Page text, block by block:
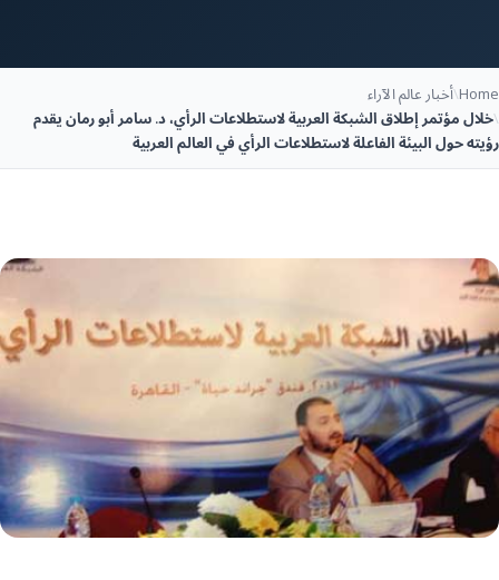
Home
\أخبار عالم الآراء
\خلال مؤتمر إطلاق الشبكة العربية لاستطلاعات الرأي، د. سامر أبو رمان يقدم
رؤيته حول البيئة الفاعلة لاستطلاعات الرأي في العالم العربية